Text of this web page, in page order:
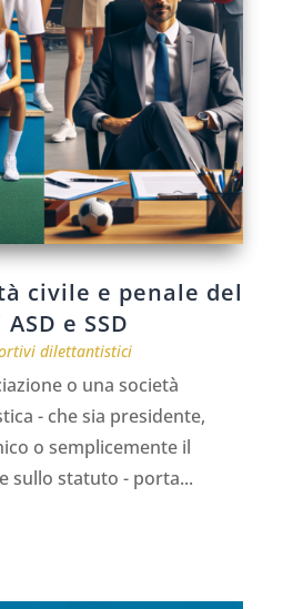
civile e penale del
e SSD
dilettantistici
o una società
- che sia presidente,
o semplicemente il
sullo statuto - porta...